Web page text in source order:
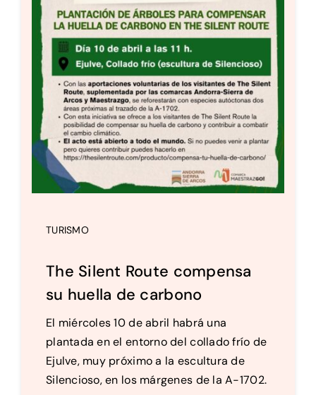
TURISMO
The Silent Route compensa
su huella de carbono
El miércoles 10 de abril habrá una
plantada en el entorno del collado frío de
Ejulve, muy próximo a la escultura de
Silencioso, en los márgenes de la A-1702.